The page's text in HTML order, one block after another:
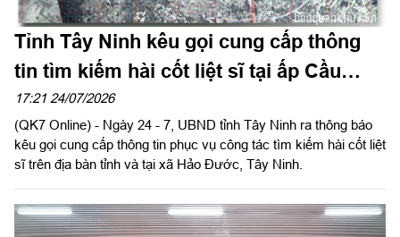
Tỉnh Tây Ninh kêu gọi cung cấp thông
tin tìm kiếm hài cốt liệt sĩ tại ấp Cầu
Vịnh, xã Hảo Đước
17:21 24/07/2026
(QK7 Online) - Ngày 24 - 7, UBND tỉnh Tây Ninh ra thông báo
kêu gọi cung cấp thông tin phục vụ công tác tìm kiếm hài cốt liệt
sĩ trên địa bàn tỉnh và tại xã Hảo Đước, Tây Ninh.